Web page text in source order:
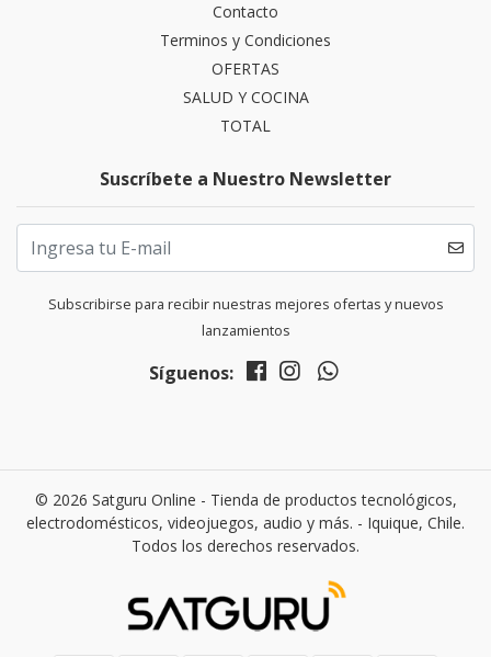
Contacto
Terminos y Condiciones
OFERTAS
SALUD Y COCINA
TOTAL
Suscríbete a Nuestro Newsletter
Subscribirse para recibir nuestras mejores ofertas y nuevos
lanzamientos
Síguenos:
© 2026 Satguru Online - Tienda de productos tecnológicos,
electrodomésticos, videojuegos, audio y más. - Iquique, Chile.
Todos los derechos reservados.